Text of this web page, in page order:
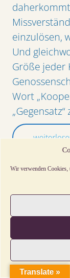
Wir verwenden Cookies,
einzulösen,
Und
Größe jeder
Wort
...
Translate »